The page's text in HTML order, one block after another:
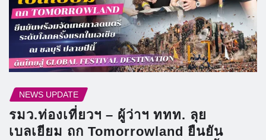
NEWS UPDATE
รมว.ท่องเที่ยวฯ – ผู้ว่าฯ ททท. ลุย
เบลเยียม ถก Tomorrowland ยืนยัน